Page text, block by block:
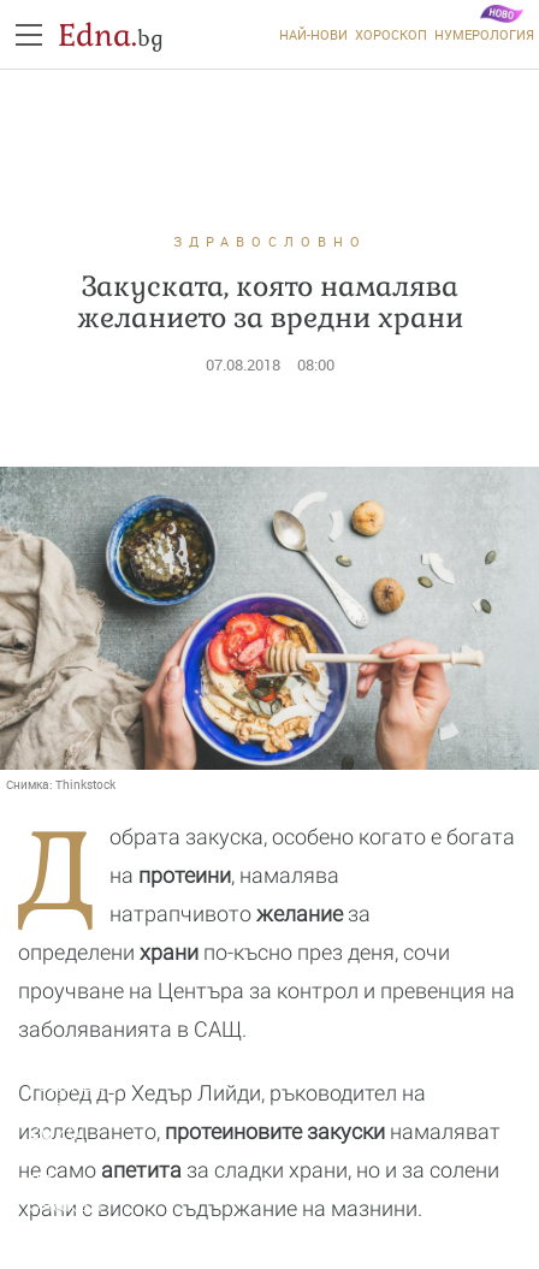
Edna.bg НАЙ-НОВИ ХОРОСКОП НУМЕРОЛОГИЯ
ЗДРАВОСЛОВНО
Закуската, която намалява
желанието за вредни храни
07.08.2018 08:00
Снимка: Thinkstock
Д
обрата закуска, особено когато е богата
на протеини, намалява
натрапчивотожеланиеза
определени храни по-късно през деня, сочи
проучване на Центъра за контрол и превенция на
заболяванията в САЩ.
Според д-р Хедър Лийди, ръководител на
изследването, протеиновите закуски намаляват
не само апетита за сладки храни, но и за солени
храни с високо съдържание на мазнини.
Годишен
хороскоп
2026:
да
очаква
всяка